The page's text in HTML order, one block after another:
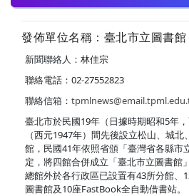
發佈單位名稱：臺北市立圖書館
新聞聯絡人：林佳宗
聯絡電話：02-27552823
聯絡信箱：
臺北市於民國19年（日據時期昭和5年
（西元1947年）間先後設立松山、城
館，民國41年依照省頒「臺灣省各縣市
定，將四館合併成立「臺北市立圖書館
總館外於各行政區已設置有43所分館、
圖書館及10座FastBook全自動借書站。